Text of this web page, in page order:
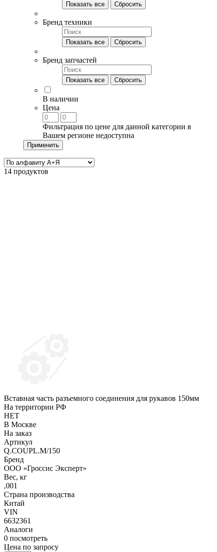
Показать все Сбросить
Бренд техники
Показать все Сбросить
Бренд запчастей
Показать все Сбросить
В наличии
Цена
Фильтрация по цене для данной категории в
Вашем регионе недоступна
Применить
14 продуктов
Вставная часть разъемного соединения для рукавов 150мм
На территории РФ
НЕТ
В Москве
На заказ
Артикул
Q.COUPL.M/150
Бренд
ООО «Гроссис Эксперт»
Вес, кг
,001
Страна производства
Китай
VIN
6632361
Аналоги
0 посмотреть
Цена по запросу